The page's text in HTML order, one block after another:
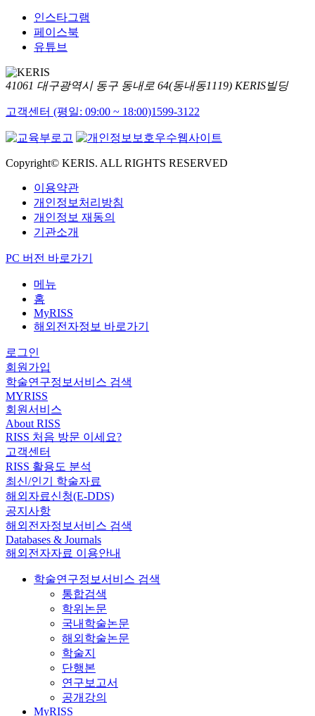
인스타그램
페이스북
유튜브
41061 대구광역시 동구 동내로 64(동내동1119) KERIS빌딩
고객센터 (평일: 09:00 ~ 18:00)1599-3122
Copyright© KERIS. ALL RIGHTS RESERVED
이용약관
개인정보처리방침
개인정보 재동의
기관소개
PC 버전 바로가기
메뉴
홈
MyRISS
해외전자정보 바로가기
로그인
회원가입
학술연구정보서비스 검색
MYRISS
회원서비스
About RISS
RISS 처음 방문 이세요?
고객센터
RISS 활용도 분석
최신/인기 학술자료
해외자료신청(E-DDS)
공지사항
해외전자정보서비스 검색
Databases & Journals
해외전자자료 이용안내
학술연구정보서비스 검색
통합검색
학위논문
국내학술논문
해외학술논문
학술지
단행본
연구보고서
공개강의
MyRISS